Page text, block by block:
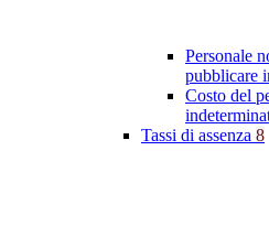
Personale
pubblicare
Costo del
Tassi di assenza 8